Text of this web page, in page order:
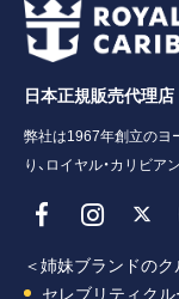
日本正規販売代理
弊社は1967年創立のヨ
り、ロイヤル・カリビ
＜姉妹ブランドの
セレブリティク